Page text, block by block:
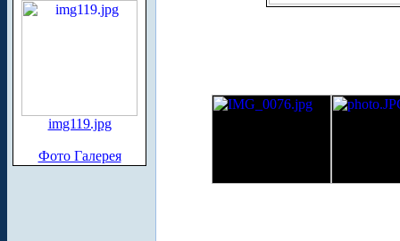
img119.jpg
Фото Галерея